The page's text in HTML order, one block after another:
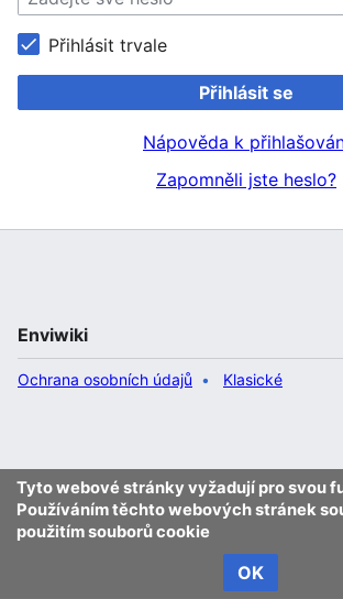
Přihlásit trvale
Přihlásit se
Nápověda k
Zapomněli jste heslo?
Tyto webové stránky vyžadují pro svou
Používáním těchto webových stránek
použitím souborů cookie
OK
Enviwiki
Ochrana osobních údajů Klasické